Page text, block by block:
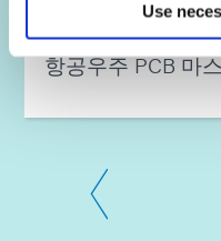
Use
항공우주 PCB 마